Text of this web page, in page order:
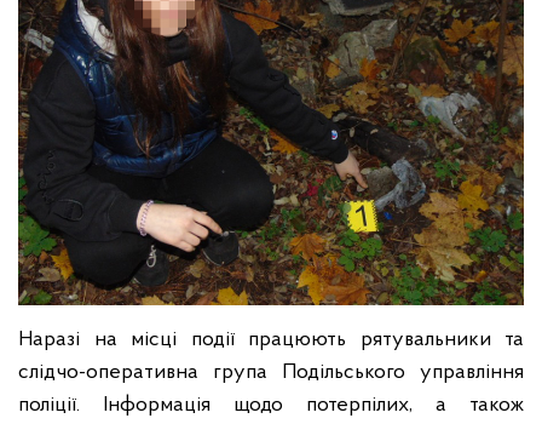
Наразі на місці події працюють рятувальники та
слідчо-оперативна група Подільського управління
поліції. Інформація щодо потерпілих, а також